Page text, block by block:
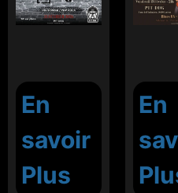
En
savoir
Plus
En